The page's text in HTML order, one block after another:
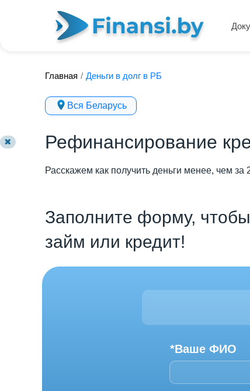
✖
Главная / Деньги в долг в РБ
Вся Беларусь
Рефинансирование
Расскажем как получить деньги менее, чем за
Заполните форму,
займ или кредит!
*Ваше ФИО